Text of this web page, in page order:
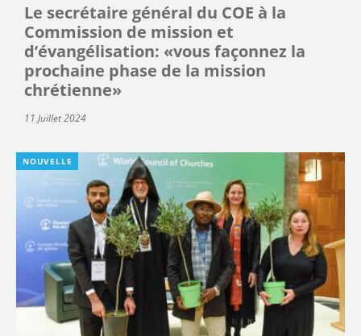
Le secrétaire général du COE à la
Commission de mission et
d’évangélisation: «vous façonnez la
prochaine phase de la mission
chrétienne»
11 Juillet 2024
NOUVELLE